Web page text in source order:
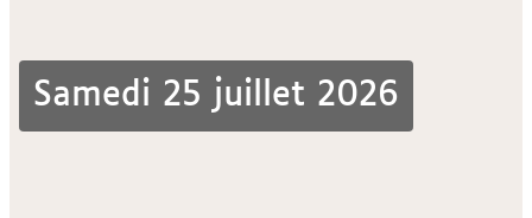
Samedi 25 juillet 2026